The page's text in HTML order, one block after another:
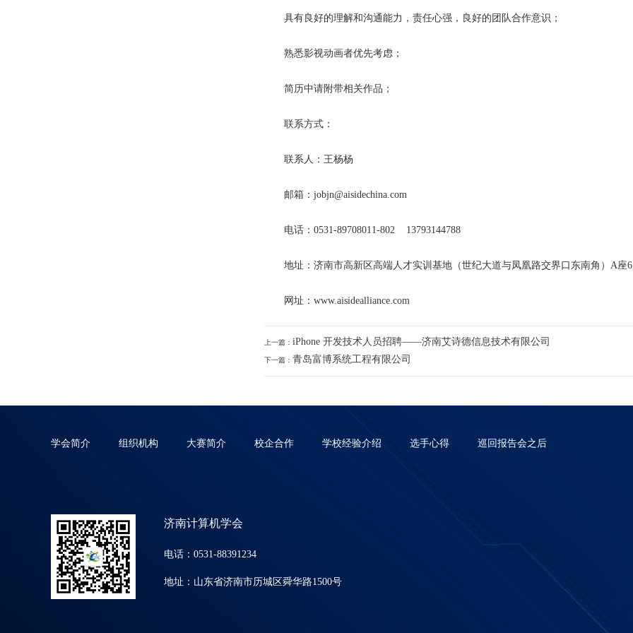
具有良好的理解和沟通能力，责任心强，良好的团队合作意识；
熟悉影视动画者优先考虑；
简历中请附带相关作品；
联系方式：
联系人：王杨杨
邮箱：jobjn@aisidechina.com
电话：0531-89708011-802 13793144788
地址：济南市高新区高端人才实训基地（世纪大道与凤凰路交界口东南角）A座
网址：www.aisidealliance.com
上一篇： iPhone 开发技术人员招聘——济南艾诗德信息技术有限公司
下一篇： 青岛富博系统工程有限公司
学会简介 组织机构 大赛简介 校企合作 学校经验介绍 选手心得 巡回报告会之后
济南计算机学会
电话：0531-88391234
地址：山东省济南市历城区舜华路1500号